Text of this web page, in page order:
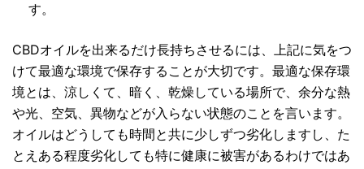
す。
CBDオイルを出来るだけ長持ちさせるには、上記に気をつ
けて最適な環境で保存することが大切です。最適な保存環
境とは、涼しくて、暗く、乾燥している場所で、余分な熱
や光、空気、異物などが入らない状態のことを言います。
オイルはどうしても時間と共に少しずつ劣化しますし、た
とえある程度劣化しても特に健康に被害があるわけではあ